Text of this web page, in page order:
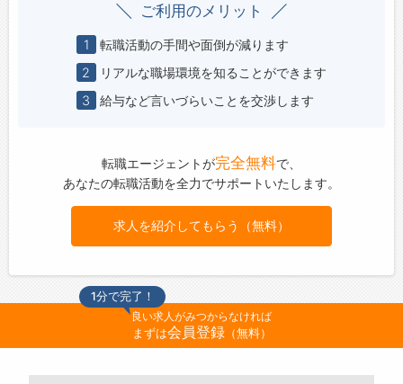
ご利用のメリット
1
転職活動の手間や面倒が減ります
2
リアルな職場環境を知ることができます
3
給与など言いづらいことを交渉します
転職エージェントが完全無料で、
あなたの転職活動を全力でサポートいたします。
求人を紹介してもらう（無料）
1分で完了！
良い求人がみつからなければ
まずは会員登録（無料）